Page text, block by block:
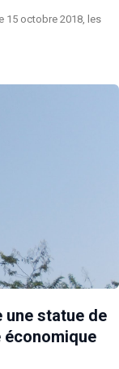
15 octobre 2018, les
une statue de
économique